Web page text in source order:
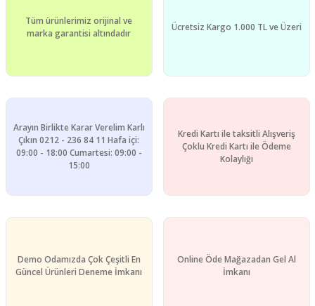
Tüm ürünlerimiz orijinal ve
marka garantisi altındadır
Ücretsiz Kargo 1.000 TL ve Üzeri
Arayın Birlikte Karar Verelim Karlı
Çıkın 0212 - 236 84 11 Hafa içi:
09:00 - 18:00 Cumartesi: 09:00 -
15:00
Kredi Kartı ile taksitli Alışveriş
Çoklu Kredi Kartı ile Ödeme
Kolaylığı
Demo Odamızda Çok Çeşitli En
Güncel Ürünleri Deneme İmkanı
Online Öde Mağazadan Gel Al
İmkanı